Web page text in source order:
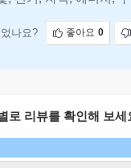
전에 공식을 접하면
상이 아니라, 세상을
영역을 아우르며, 각
를 보여 준다. 힘과
을 수 있습니다.
로 리뷰를 확인해 보세